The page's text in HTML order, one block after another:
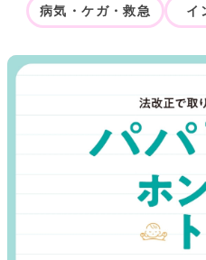
病気・ケガ・救急 イ